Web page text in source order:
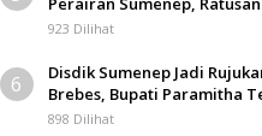
Dievakuasi
923 Dilihat
6
Disdik Sumenep Jadi
Brebes, Bupati Paramitha
Pendidikan Berbasis Budaya
898 Dilihat